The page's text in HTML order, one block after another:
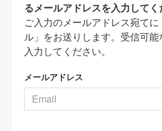
るメールアドレスを入力してく
ご入力のメールアドレス宛て
ル」をお送りします。受信可
入力してください。
メールアドレス